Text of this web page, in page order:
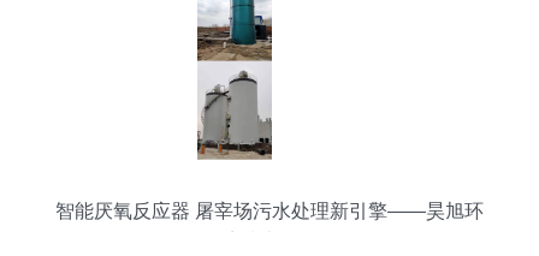
智能厌氧反应器 屠宰场污水处理新引擎——昊旭环